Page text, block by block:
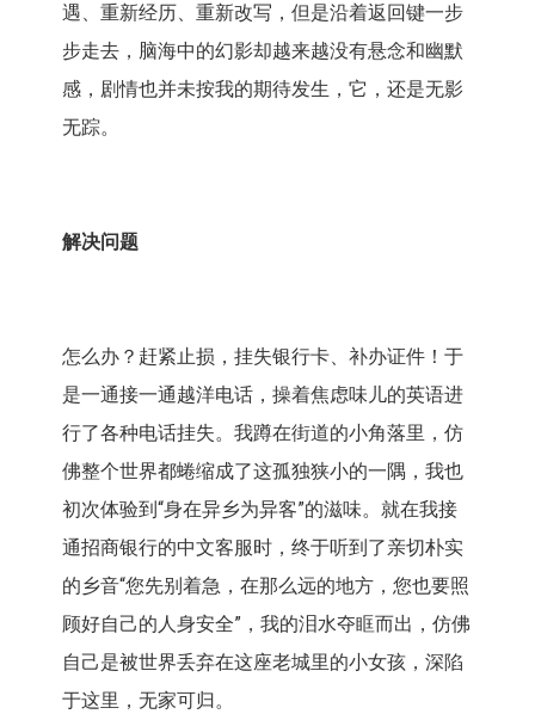
遇、重新经历、重新改写，但是沿着返回键一步
步走去，脑海中的幻影却越来越没有悬念和幽默
感，剧情也并未按我的期待发生，它，还是无影
无踪。
解决问题
怎么办？赶紧止损，挂失银行卡、补办证件！于
是一通接一通越洋电话，操着焦虑味儿的英语进
行了各种电话挂失。我蹲在街道的小角落里，仿
佛整个世界都蜷缩成了这孤独狭小的一隅，我也
初次体验到“身在异乡为异客”的滋味。就在我接
通招商银行的中文客服时，终于听到了亲切朴实
的乡音“您先别着急，在那么远的地方，您也要照
顾好自己的人身安全”，我的泪水夺眶而出，仿佛
自己是被世界丢弃在这座老城里的小女孩，深陷
于这里，无家可归。